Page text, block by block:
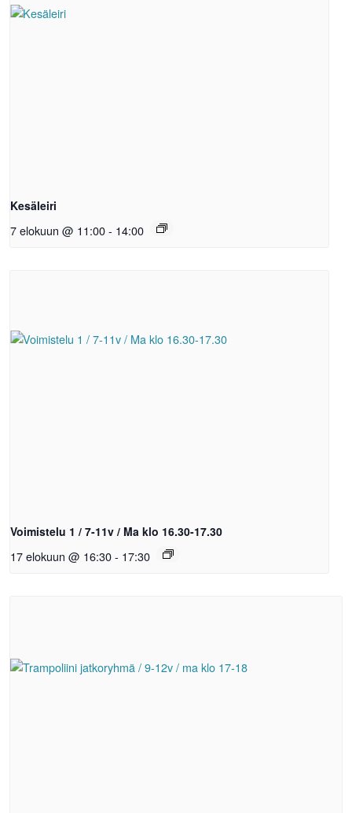
Kesäleiri
7 elokuun @ 11:00- 14:00
Voimistelu 1 / 7-11v / Ma klo 16.30-17.30
17 elokuun @ 16:30- 17:30